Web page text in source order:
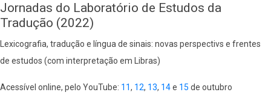
Jornadas do Laboratório de Estudos da
Tradução (2022)
Lexicografia, tradução e língua de sinais: novas perspectivs e frentes
de estudos (com interpretação em Libras)
Acessível online, pelo YouTube: 11, 12, 13, 14e 15 de outubro